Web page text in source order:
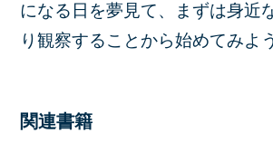
になる日を夢見て、まずは身近
り観察することから始めてみよ
関連書籍